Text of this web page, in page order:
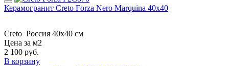
Керамогранит Creto Forza Nero Marquina 40х40
Creto Россия 40x40 см
Цена за м2
2 100 руб.
В корзину